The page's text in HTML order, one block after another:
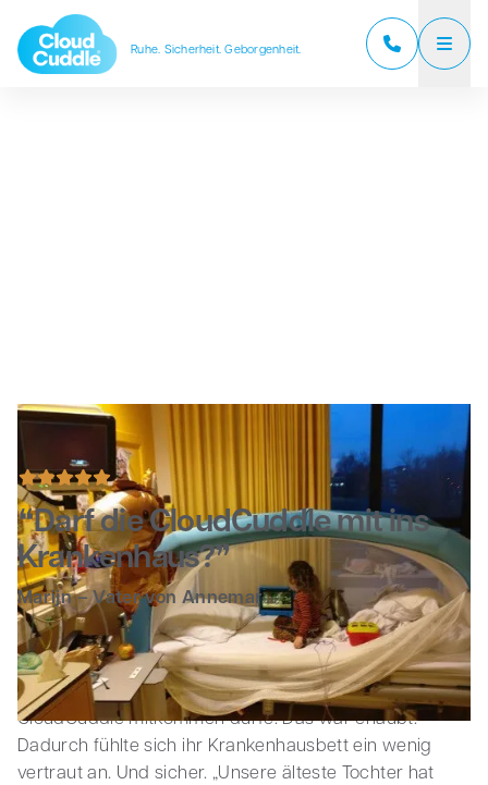
Ruhe. Sicherheit. Geborgenheit.
Neuigkeiten
Kontakt
Geschäftlich
Darf die CloudCuddle mit ins
Krankenhaus?
Marijn – Vater von Annemar
Als Annemar (7) für einige Wochen ins Krankenhaus
musste, fragten ihre Eltern das Pflegepersonal, ob die
CloudCuddle mitkommen dürfe. Das war erlaubt.
Dadurch fühlte sich ihr Krankenhausbett ein wenig
vertraut an. Und sicher. „Unsere älteste Tochter hat